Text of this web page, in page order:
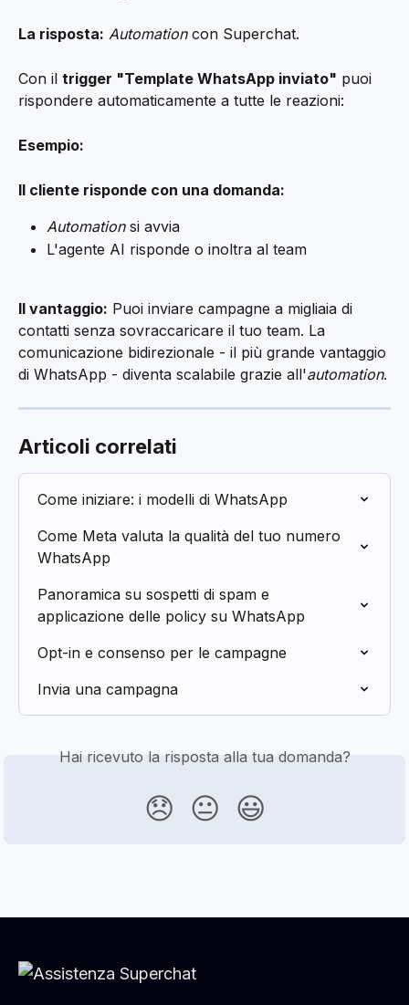
La risposta: Automation con Superchat.
Con il trigger "Template WhatsApp inviato" puoi
rispondere automaticamente a tutte le reazioni:
Esempio:
Il cliente risponde con una domanda:
Automation si avvia
L'agente AI risponde o inoltra al team
Il vantaggio: Puoi inviare campagne a migliaia di
contatti senza sovraccaricare il tuo team. La
comunicazione bidirezionale - il più grande vantaggio
di WhatsApp - diventa scalabile grazie all'automation.
Articoli correlati
Come iniziare: i modelli di WhatsApp
Come Meta valuta la qualità del tuo numero
WhatsApp
Panoramica su sospetti di spam e
applicazione delle policy su WhatsApp
Opt-in e consenso per le campagne
Invia una campagna
Hai ricevuto la risposta alla tua domanda?
😞 😐 😃